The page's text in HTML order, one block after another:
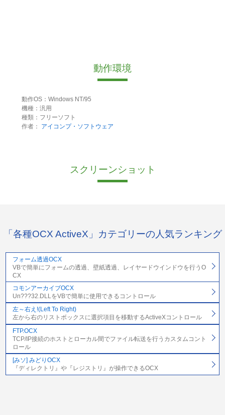
動作環境
動作OS：Windows NT/95
機種：汎用
種類：フリーソフト
作者：
アイコンプ・ソフトウェア
スクリーンショット
「各種OCX ActiveX」カテゴリーの人気ランキング
フォーム透過OCX
VBで簡単にフォームの透過、壁紙透過、レイヤードウインドウを行うO
CX
コモンアーカイブOCX
Un???32.DLLをVBで簡単に使用できるコントロール
左～右え!(Left To Right)
左から右のリストボックスに選択項目を移動するActiveXコントロール
FTP.OCX
TCP/IP接続のホストとローカル間でファイル転送を行うカスタムコント
ロール
[みソ] みどりOCX
『ディレクトリ』や『レジストリ』が操作できるOCX